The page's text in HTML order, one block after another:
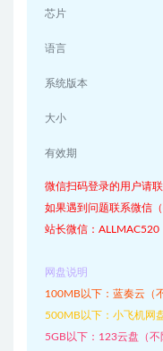
芯片
语言
系统版本
大小
有效期
微信扫码登录的用户请
如果遇到问题联系微信（
站长微信：ALLMAC520
网盘说明
100MB以下：蓝奏云（
500MB以下：小飞机网
5GB以下：123云盘（不